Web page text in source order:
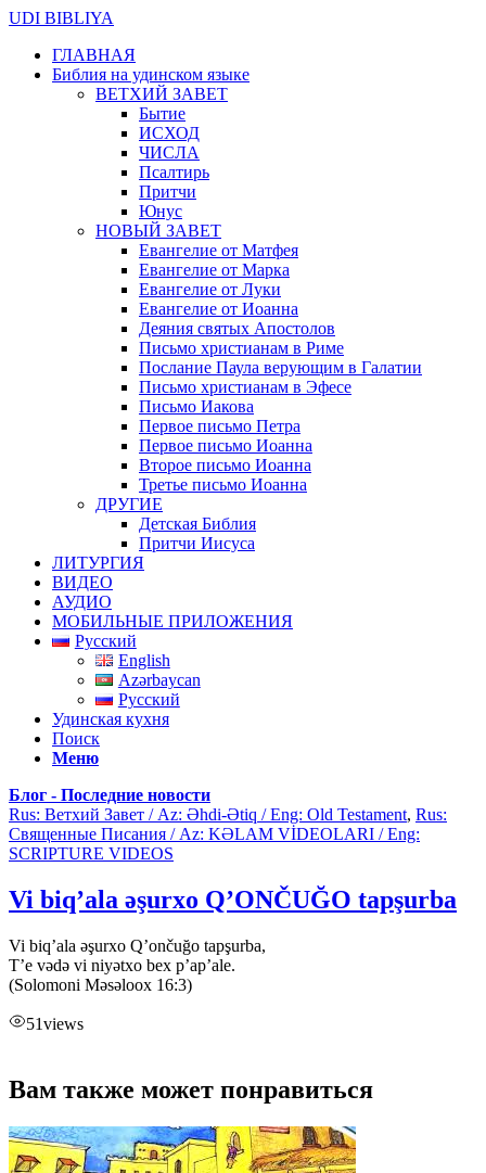
UDI BIBLIYA
ГЛАВНАЯ
Библия на удинском языке
ВЕТХИЙ ЗАВЕТ
Бытие
ИСХОД
ЧИСЛА
Псалтирь
Притчи
Юнус
НОВЫЙ ЗАВЕТ
Евангелие от Матфея
Евангелие от Марка
Евангелие от Луки
Евангелие от Иоанна
Деяния святых Апостолов
Письмо христианам в Риме
Послание Паула верующим в Галатии
Письмо христианам в Эфесе
Письмо Иакова
Первое письмо Петра
Первое письмо Иоанна
Второе письмо Иоанна
Третье письмо Иоанна
ДРУГИЕ
Детская Библия
Притчи Иисуса
ЛИТУРГИЯ
ВИДЕО
АУДИО
МОБИЛЬНЫЕ ПРИЛОЖЕНИЯ
Русский
English
Azərbaycan
Русский
Удинская кухня
Поиск
Меню
Блог - Последние новости
Rus: Ветхий Завет / Az: Əhdi-Ətiq / Eng: Old Testament, Rus:
Священные Писания / Az: KƏLAM VİDEOLARI / Eng:
SCRIPTURE VIDEOS
Vi biq’ala əşurxo Q’ONČUĞO tapşurba
Vi biq’ala əşurxo Q’ončuğo tapşurba,
T’e vədə vi niyətxo bex p’ap’ale.
(Solomoni Məsəloox 16:3)
51views
Вам также может понравиться